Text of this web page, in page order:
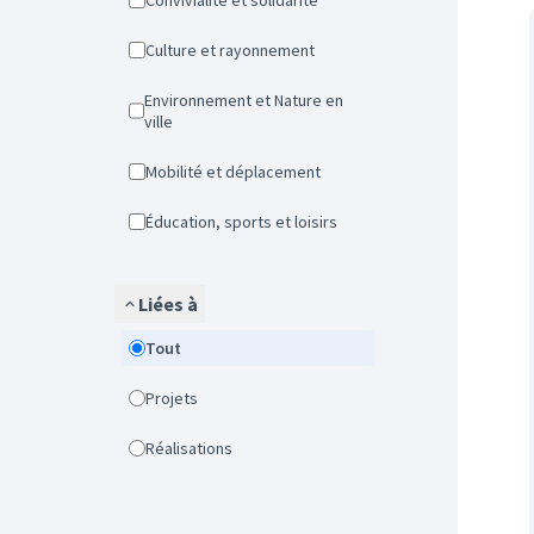
Culture et rayonnement
Environnement et Nature en
ville
Mobilité et déplacement
Éducation, sports et loisirs
Liées à
Tout
Projets
Réalisations